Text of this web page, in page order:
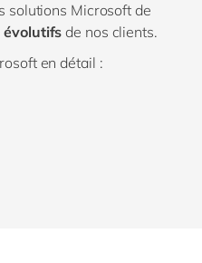
solutions Microsoft de
évolutifsde nos clients.
en détail :